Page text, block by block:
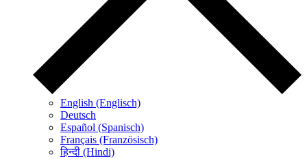
English (Englisch)
Deutsch
Español (Spanisch)
Français (Französisch)
हिन्दी (Hindi)